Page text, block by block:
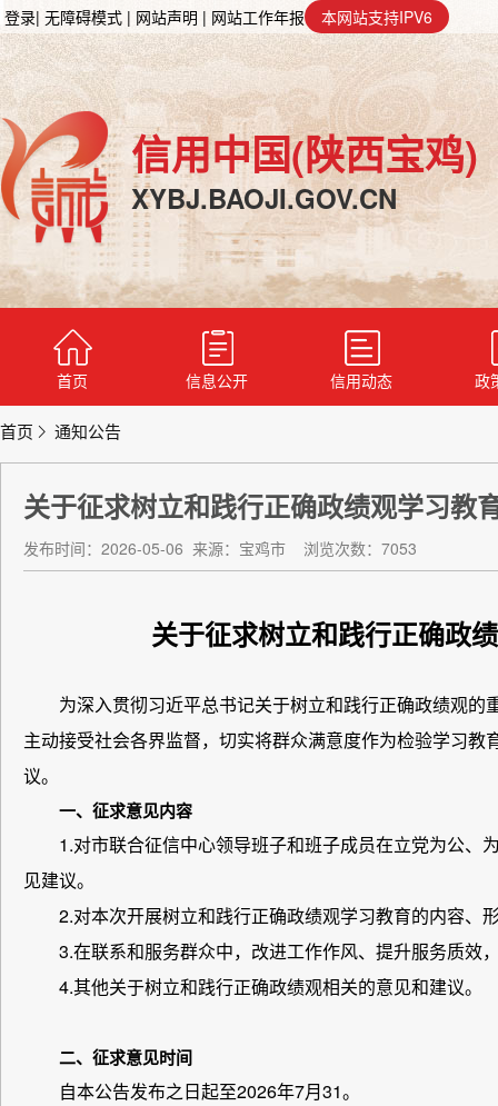
登录| 无障碍模式 | 网站声明 | 网站工作年报 本网站支持IPV6
信用中国(陕西宝鸡)
XYBJ.BAOJI.GOV.CN
首页 信息公开 信用动态 政
首页 通知公告
关于征求树立和践行正确政绩观学习教
发布时间：2026-05-06 来源：宝鸡市 浏览次数：7053
关于征求树立和践行正确政
为深入贯彻习近平总书记关于树立和践行正确政绩观
主动接受社会各界监督，切实将群众满意度作为检验学习
议。
一、征求意见内容
1.对市联合征信中心领导班子和班子成员在立党为公、
见建议。
2.对本次开展树立和践行正确政绩观学习教育的内容、
3.在联系和服务群众中，改进工作作风、提升服务质效
4.其他关于树立和践行正确政绩观相关的意见和建议。
二、征求意见时间
自本公告发布之日起至2026年7月31。